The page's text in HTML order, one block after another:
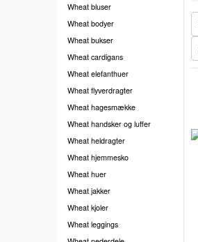
Wheat bluser
Wheat bodyer
Wheat bukser
Wheat cardigans
Wheat elefanthuer
Wheat flyverdragter
Wheat hagesmække
Wheat handsker og luffer
Wheat heldragter
Wheat hjemmesko
Wheat huer
Wheat jakker
Wheat kjoler
Wheat leggings